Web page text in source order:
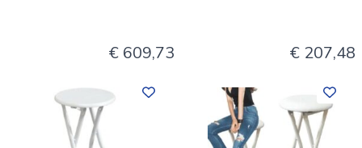
€ 609,73 € 207,48